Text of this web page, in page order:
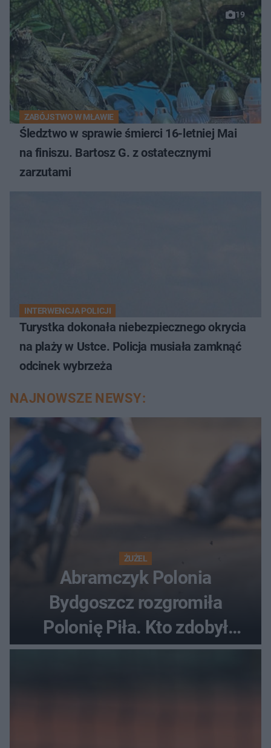
19
ZABÓJSTWO W MŁAWIE
Śledztwo w sprawie śmierci 16-letniej Mai
na finiszu. Bartosz G. z ostatecznymi
zarzutami
INTERWENCJA POLICJI
Turystka dokonała niebezpiecznego okrycia
na plaży w Ustce. Policja musiała zamknąć
odcinek wybrzeża
NAJNOWSZE NEWSY:
ŻUŻEL
Abramczyk Polonia
Bydgoszcz rozgromiła
Polonię Piła. Kto zdobył
najwięcej punktów?